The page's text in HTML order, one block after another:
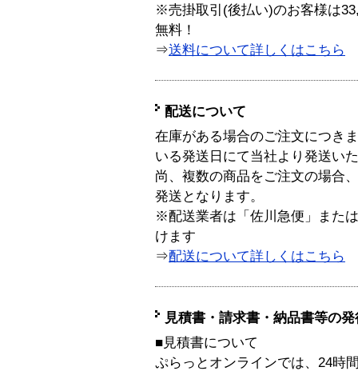
※売掛取引(後払い)のお客様は
無料！
⇒送料について詳しくはこちら
配送について
在庫がある場合のご注文につき
いる発送日にて当社より発送い
尚、複数の商品をご注文の場合
発送となります。
※配送業者は「佐川急便」また
けます
⇒配送について詳しくはこちら
見積書・請求書・納品書等の
■見積書について
ぷらっとオンラインでは、24時